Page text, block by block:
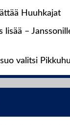
Huuhkajat
lisää –
valitsi